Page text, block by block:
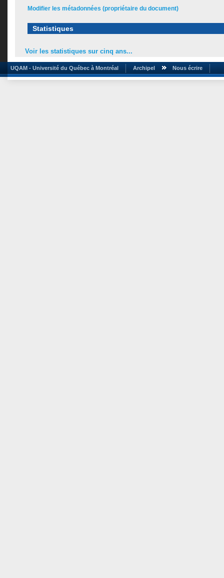
Modifier les métadonnées (propriétaire du document)
Statistiques
Voir les statistiques sur cinq ans...
UQAM - Université du Québec à Montréal Archipel Nous écrire